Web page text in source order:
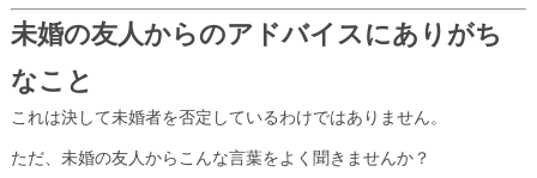
未婚の友人からのアドバイスにありがち
なこと
これは決して未婚者を否定しているわけではありません。
ただ、未婚の友人からこんな言葉をよく聞きませんか？